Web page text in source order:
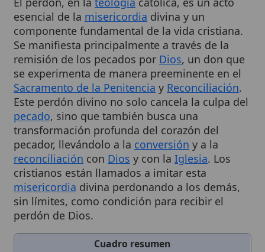
componente fundamental de la vida cristiana.
Se manifiesta principalmente a través de la
remisión de los pecados por Dios, un don que
se experimenta de manera preeminente en el
Sacramento de la PenitenciayReconciliación.
Este perdón divino no solo cancela la culpa del
pecado, sino que también busca una
transformación profunda del corazón del
pecador, llevándolo a la conversión
reconciliaciónconDiosy con laIglesia . Los
cristianos están llamados a imitar esta
misericordiadivina perdonando a los demás,
sin límites, como condición para recibir el
perdón de Dios.
Cuadro resumen
Término